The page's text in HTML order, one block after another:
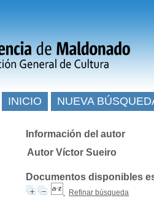
Información del autor
Autor Víctor Sueiro
Documentos disponibles
Refinar búsqueda
INICIO NUEVA